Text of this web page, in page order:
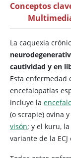
Conceptos
La caquexia
cautividad y en
Esta enfermedad
encefalopatías
incluye la
(o scrapie) ovina
visón; y el kuru, la
variante de la